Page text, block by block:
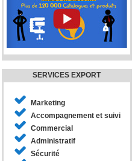
SERVICES EXPORT
Marketing
Accompagnement et suivi
Commercial
Administratif
Sécurité